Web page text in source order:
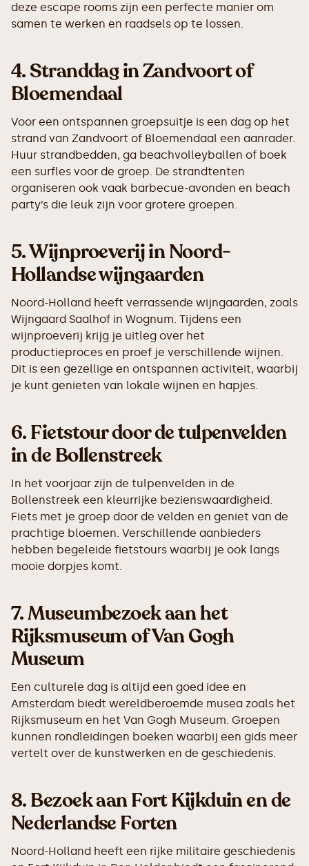
deze escape rooms zijn een perfecte manier om
samen te werken en raadsels op te lossen.
4.Stranddag in Zandvoort of
Bloemendaal
Voor een ontspannen groepsuitje is een dag op het
strand van Zandvoort of Bloemendaal een aanrader.
Huur strandbedden, ga beachvolleyballen of boek
een surfles voor de groep. De strandtenten
organiseren ook vaak barbecue-avonden en beach
party’s die leuk zijn voor grotere groepen.
5.Wijnproeverij in Noord-
Hollandse wijngaarden
Noord-Holland heeft verrassende wijngaarden, zoals
Wijngaard Saalhof in Wognum. Tijdens een
wijnproeverij krijg je uitleg over het
productieproces en proef je verschillende wijnen.
Dit is een gezellige en ontspannen activiteit, waarbij
je kunt genieten van lokale wijnen en hapjes.
6.Fietstour door de tulpenvelden
in de Bollenstreek
In het voorjaar zijn de tulpenvelden in de
Bollenstreek een kleurrijke bezienswaardigheid.
Fiets met je groep door de velden en geniet van de
prachtige bloemen. Verschillende aanbieders
hebben begeleide fietstours waarbij je ook langs
mooie dorpjes komt.
7.Museumbezoek aan het
Rijksmuseum of Van Gogh
Museum
Een culturele dag is altijd een goed idee en
Amsterdam biedt wereldberoemde musea zoals het
Rijksmuseum en het Van Gogh Museum. Groepen
kunnen rondleidingen boeken waarbij een gids meer
vertelt over de kunstwerken en de geschiedenis.
8.Bezoek aan Fort Kijkduin en de
Nederlandse Forten
Noord-Holland heeft een rijke militaire geschiedenis